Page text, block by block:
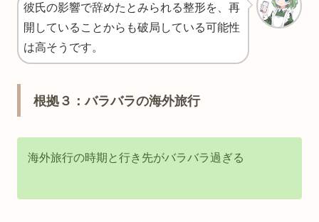
彼氏の影響で辞めたとみられる整形を、再
開していることからも破局している可能性
は高そうです。
根拠３：バラバラの海外旅行
海外旅行の時期と行き先がバラバラ過ぎる